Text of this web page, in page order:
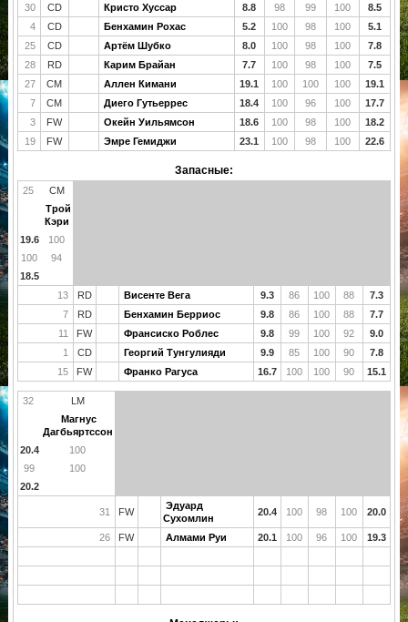
30
CD Кристо Хуссар 8.8 98 99 100
8.5
4
CD Бенхамин Рохас 5.2 100 98 100
5.1
25
CD Артём Шубко 8.0 100 98 100
7.8
28
RD Карим Брайан 7.7 100 98 100
7.5
27
CM Аллен Кимани 19.1 100 100 100
19.1
7
CM Диего Гутьеррес 18.4 100 96 100
17.7
3
FW Окейн Уильямсон 18.6 100 98 100
18.2
19
FW Эмре Гемиджи 23.1 100 98 100 22.6
Запасные:
25
CM
Трой
Кэри
19.6
100
100
94
18.5
13
RD Висенте Вега 9.3 86 100 88
7.3
7
RD Бенхамин Берриос 9.8 86 100 88
7.7
11
FW Франсиско Роблес 9.8 99 100 92
9.0
1
CD Георгий Тунгулияди 9.9 85 100 90
7.8
15
FW Франко Рагуса 16.7 100 100 90 15.1
32
LM
Магнус
Дагбьяртссон
20.4
100
99
100
20.2
31 FW
Эдуард
Сухомлин
20.4 100 98 100 20.0
26 FW Алмами Руи 20.1 100 96 100 19.3